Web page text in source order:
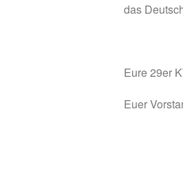
das
Eure 29er
Euer